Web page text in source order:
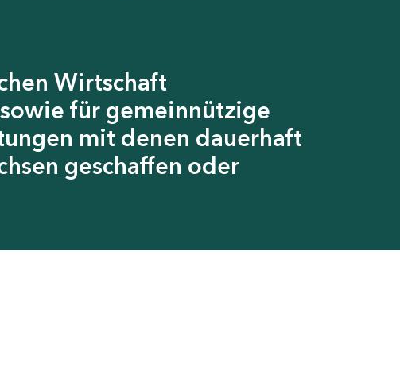
Wirtschaft
für gemeinnützige
mit denen dauerhaft
geschaffen oder